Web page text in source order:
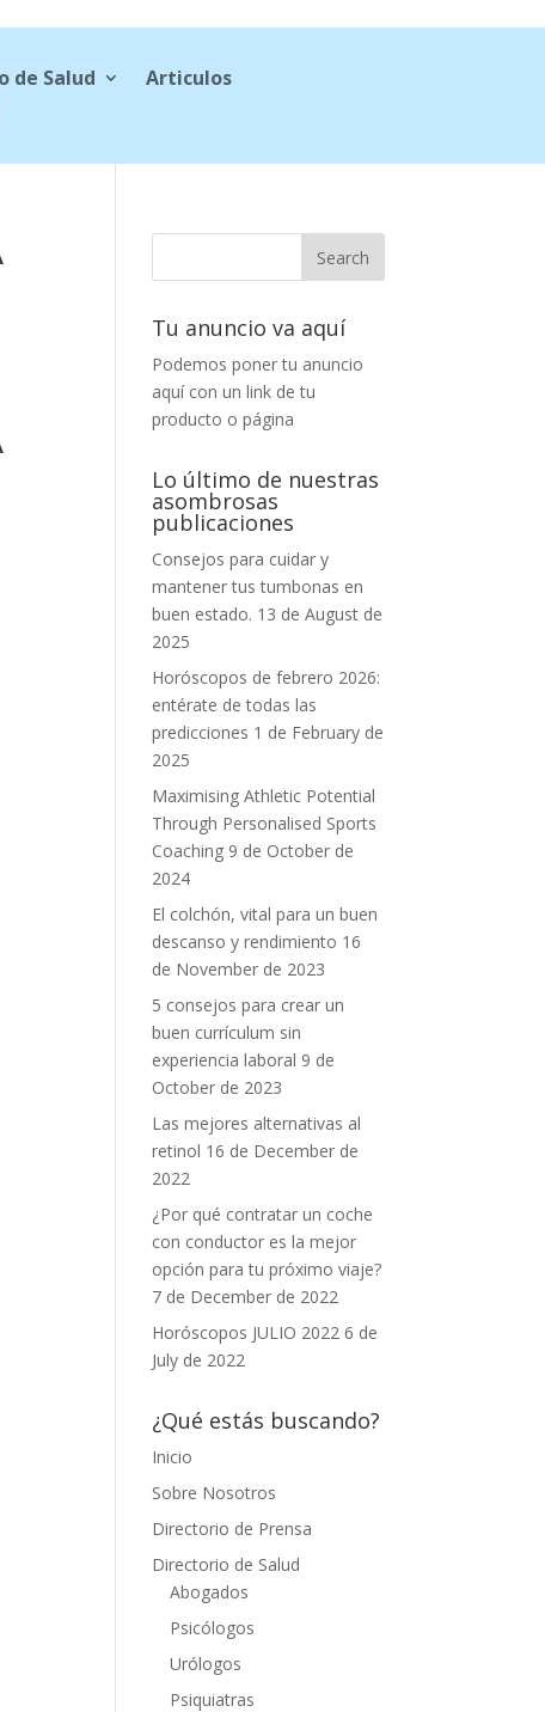
de Salud
Articulos
Tu anuncio va aquí
Podemos poner tu anuncio
aquí con un link de tu
producto o página
Lo último de nuestras
asombrosas
publicaciones
Consejos para cuidar y
mantener tus tumbonas en
buen estado. 13 de August de
2025
Horóscopos de febrero 2026:
entérate de todas las
predicciones 1 de February de
2025
Maximising Athletic Potential
Through Personalised Sports
Coaching 9 de October de
2024
El colchón, vital para un buen
descanso y rendimiento 16
de November de 2023
5 consejos para crear un
buen currículum sin
experiencia laboral 9 de
October de 2023
Las mejores alternativas al
retinol 16 de December de
2022
¿Por qué contratar un coche
con conductor es la mejor
opción para tu próximo viaje?
7 de December de 2022
Horóscopos JULIO 2022 6 de
July de 2022
¿Qué estás buscando?
Inicio
Sobre Nosotros
Directorio de Prensa
Directorio de Salud
Abogados
Psicólogos
Urólogos
Psiquiatras